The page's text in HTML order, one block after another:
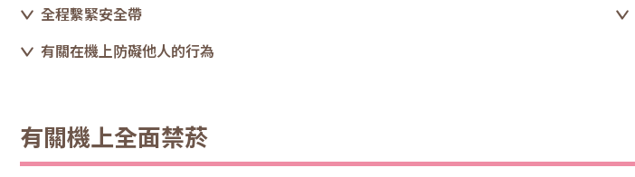
全程繫緊安全帶
有關在機上防礙他人的行為
有關機上全面禁菸